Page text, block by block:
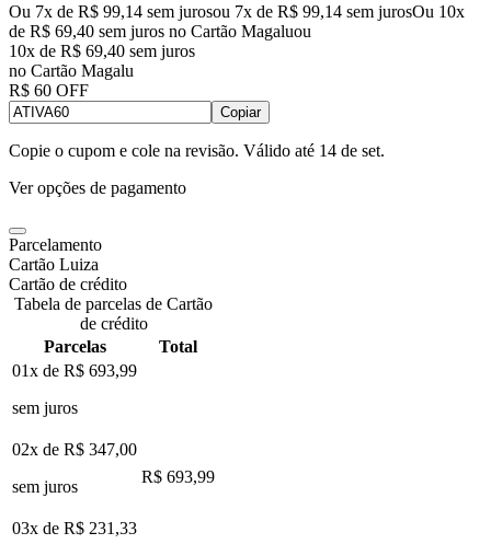
Ou 7x de R$ 99,14 sem jurosou 7x de R$ 99,14 sem jurosOu 10x
de R$ 69,40 sem juros no Cartão Magaluou
10x de R$ 69,40 sem juros
no Cartão Magalu
R$ 60 OFF
Copiar
Copie o cupom e cole na revisão. Válido até 14 de set.
Ver opções de pagamento
Parcelamento
Cartão Luiza
Cartão de crédito
Tabela de parcelas de Cartão
de crédito
Parcelas
Total
01x de R$ 693,99
sem juros
02x de R$ 347,00
sem juros
R$ 693,99
03x de R$ 231,33